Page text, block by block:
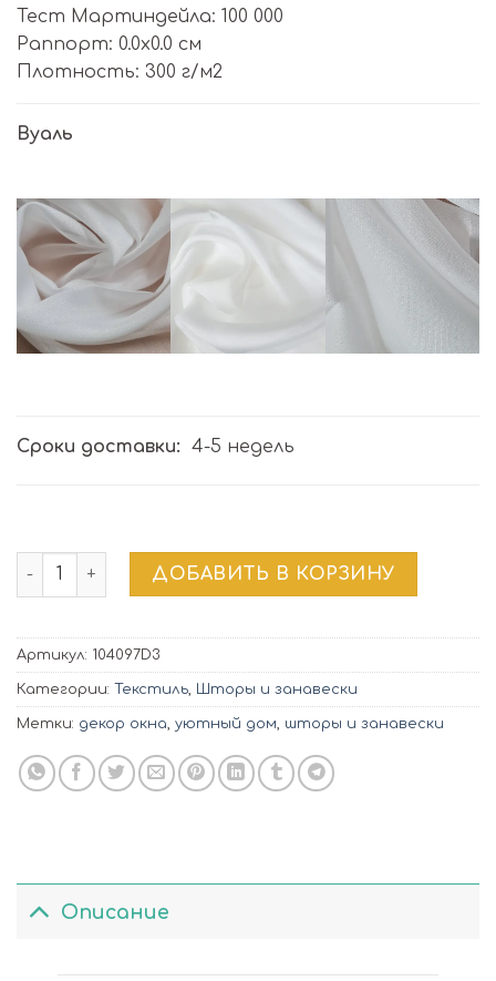
Тест Мартиндейла: 100 000
Раппорт: 0.0х0.0 см
Плотность: 300 г/м2
Вуаль
Сроки доставки: 4-5 недель
Количество товара Декор окна | 104097D3
ДОБАВИТЬ В КОРЗИНУ
Артикул: 104097D3
Категории: Текстиль, Шторы и занавески
Метки: декор окна, уютный дом, шторы и занавески
Описание